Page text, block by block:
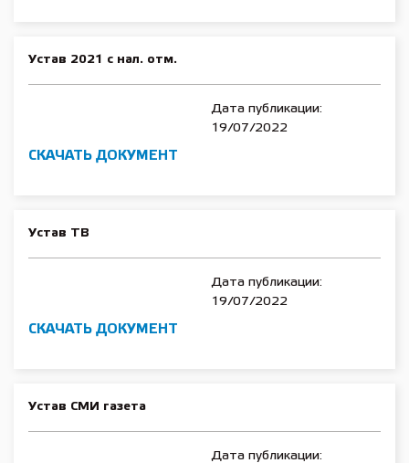
Устав 2021 с нал. отм.
Дата публикации:
19/07/2022
СКАЧАТЬ ДОКУМЕНТ
Устав ТВ
Дата публикации:
19/07/2022
СКАЧАТЬ ДОКУМЕНТ
Устав СМИ газета
Дата публикации: